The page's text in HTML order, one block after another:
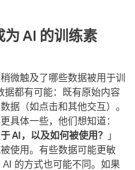
AI 的训练素
微触及了哪些数据被用于训
据都有可能：既有原始内容
据（如点击和其他交互）。
具体一些，他们想知道：
AI，以及如何被使用？
」
使用。有些数据可能更敏
的方式也可能不同。如果